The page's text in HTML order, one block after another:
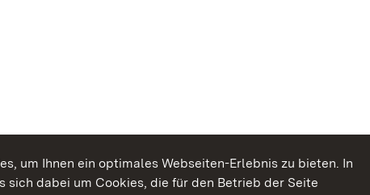
um Ihnen ein optimales Webseiten-Erlebnis zu bieten. In
sich dabei um Cookies, die für den Betrieb der Seite